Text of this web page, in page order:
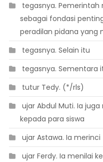
 tegasnya. Pemerintah
sebagai fondasi
peradilan pidana yang
 tegasnya. Selain itu
 tegasnya. Sementara
 tutur Tedy. (*/rls)
 ujar Abdul Muti. Ia
kepada para siswa
 ujar Astawa. Ia merinci
 ujar Ferdy. Ia menilai